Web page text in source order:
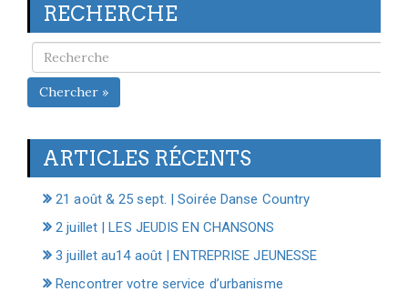
RECHERCHE
Chercher »
ARTICLES RÉCENTS
21 août & 25 sept. | Soirée Danse Country
2 juillet | LES JEUDIS EN CHANSONS
3 juillet au14 août | ENTREPRISE JEUNESSE
Rencontrer votre service d’urbanisme